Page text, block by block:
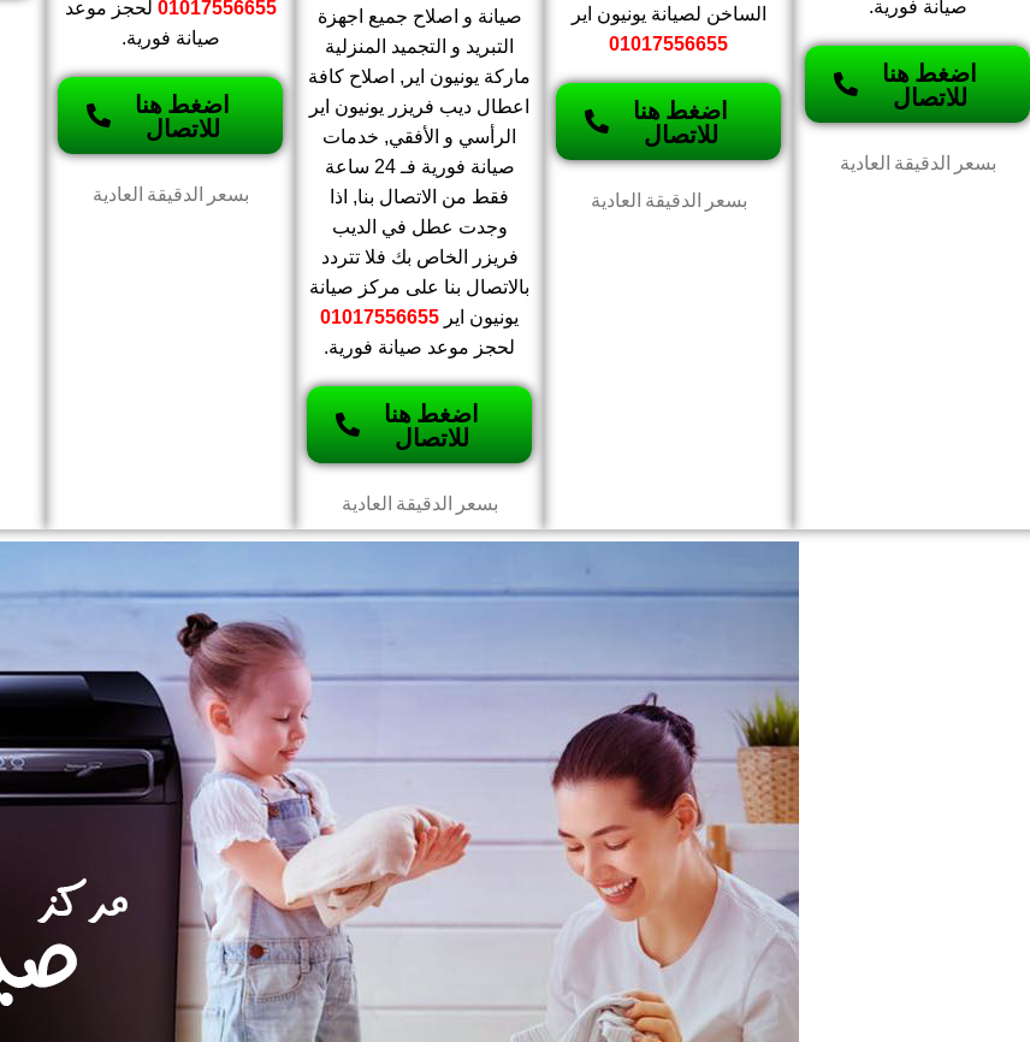
صيانة فورية.
اضغط هنا
للاتصال
بسعر الدقيقة العادية
الساخن لصيانة يونيون اير
01017556655
اضغط هنا
للاتصال
بسعر الدقيقة العادية
صيانة و اصلاح جميع اجهزة
التبريد و التجميد المنزلية
ماركة يونيون اير, اصلاح كافة
اعطال ديب فريزر يونيون اير
الرأسي و الأفقي, خدمات
صيانة فورية فـ 24 ساعة
فقط من الاتصال بنا, اذا
وجدت عطل في الديب
فريزر الخاص بك فلا تتردد
بالاتصال بنا على مركز صيانة
يونيون اير 01017556655
لحجز موعد صيانة فورية.
اضغط هنا
للاتصال
بسعر الدقيقة العادية
01017556655 لحجز موعد
صيانة فورية.
اضغط هنا
للاتصال
بسعر الدقيقة العادية